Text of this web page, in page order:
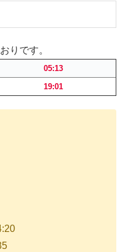
りです。
05:13
19:01